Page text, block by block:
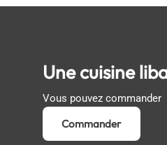
Une cuisine
Vous pouvez commander
Commander